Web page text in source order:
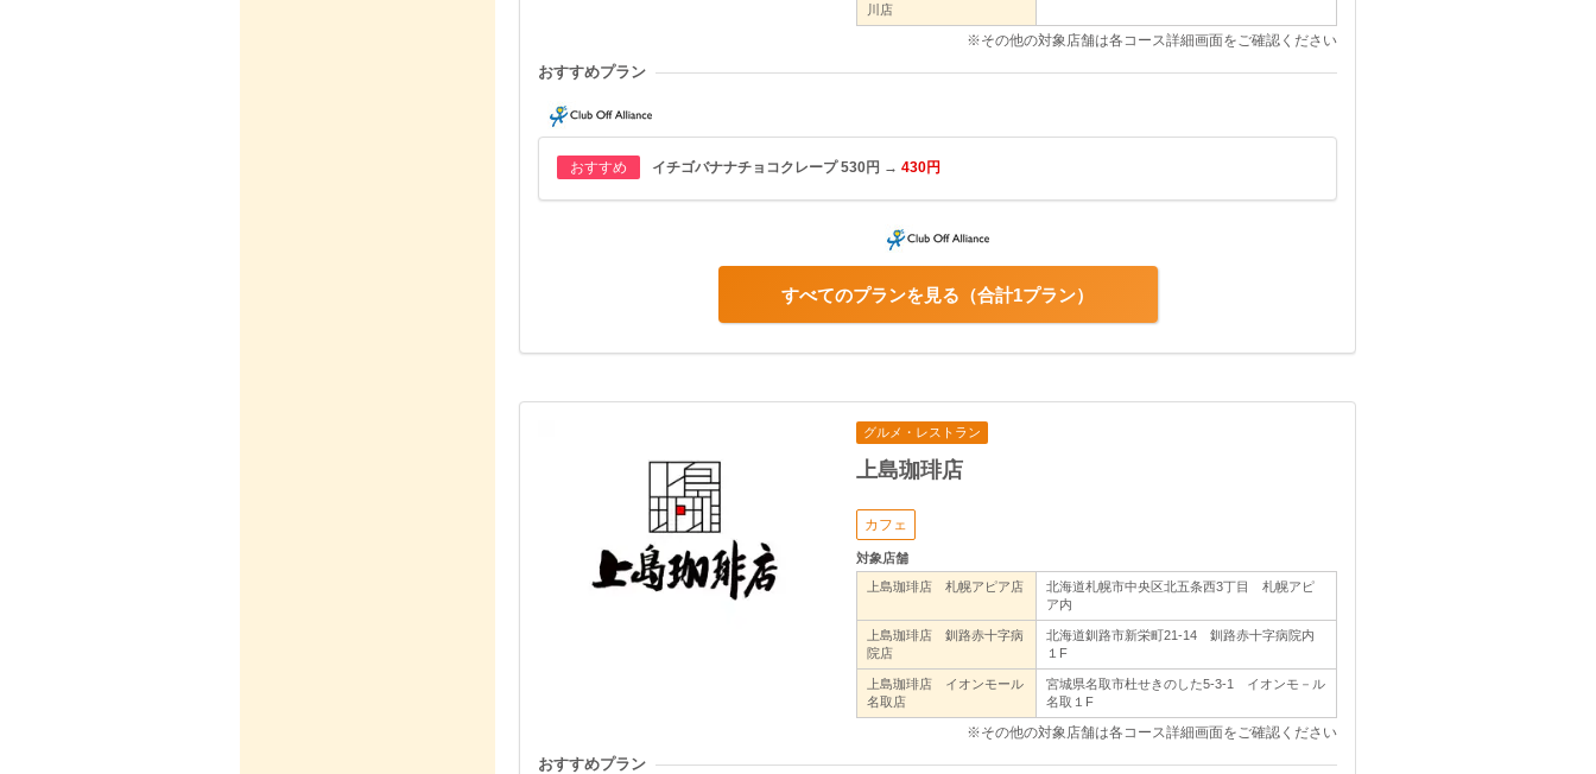
川店
※その他の対象店舗は各コース詳細画面をご確認ください
おすすめプラン
おすすめ イチゴバナナチョコクレープ 530円 → 430円
合計1プラン
すべてのプランを見る
グルメ・レストラン
上島珈琲店
カフェ
対象店舗
上島珈琲店 札幌アピア店
北海道札幌市中央区北五条西3丁目 札幌アピ
ア内
上島珈琲店 釧路赤十字病
院店
北海道釧路市新栄町21-14 釧路赤十字病院内
１F
上島珈琲店 イオンモール
名取店
宮城県名取市杜せきのした5-3-1 イオンモ－ル
名取１F
※その他の対象店舗は各コース詳細画面をご確認ください
おすすめプラン